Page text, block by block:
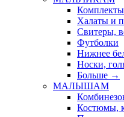
Халаты и
Свитеры,
Футболки
Нижнее
Носки,
Больше →
МАЛЫШАМ
Костюмы,